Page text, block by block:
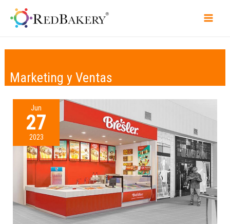
Marketing y Ventas
Jun
27
2023